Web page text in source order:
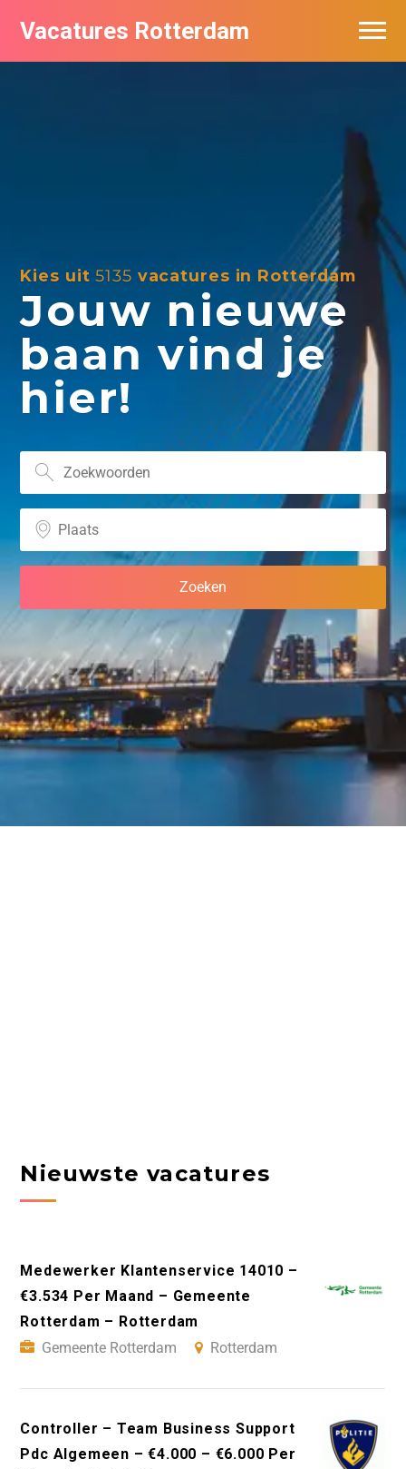
Vacatures Rotterdam
Kies uit5135 vacatures in Rotterdam
Jouw nieuwe
baan vind je
hier!
Nieuwste vacatures
Medewerker Klantenservice 14010 –
€3.534 Per Maand – Gemeente
Rotterdam – Rotterdam
Gemeente Rotterdam
Rotterdam
Controller – Team Business Support
Pdc Algemeen – €4.000 – €6.000 Per
Vacatures per bedrijf